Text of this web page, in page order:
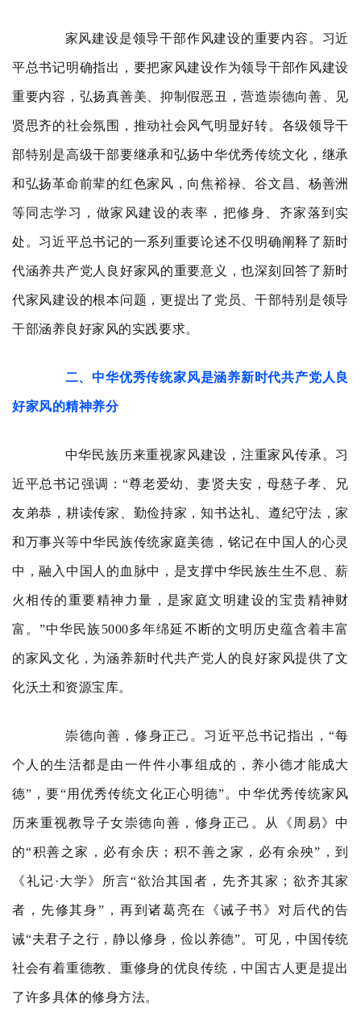
家风建设是领导干部作风建设的重要内容。习近
平总书记明确指出，要把家风建设作为领导干部作风建设
重要内容，弘扬真善美、抑制假恶丑，营造崇德向善、见
贤思齐的社会氛围，推动社会风气明显好转。各级领导干
部特别是高级干部要继承和弘扬中华优秀传统文化，继承
和弘扬革命前辈的红色家风，向焦裕禄、谷文昌、杨善洲
等同志学习，做家风建设的表率，把修身、齐家落到实
处。习近平总书记的一系列重要论述不仅明确阐释了新时
代涵养共产党人良好家风的重要意义，也深刻回答了新时
代家风建设的根本问题，更提出了党员、干部特别是领导
干部涵养良好家风的实践要求。
二、中华优秀传统家风是涵养新时代共产党人良
好家风的精神养分
中华民族历来重视家风建设，注重家风传承。习
近平总书记强调：“尊老爱幼、妻贤夫安，母慈子孝、兄
友弟恭，耕读传家、勤俭持家，知书达礼、遵纪守法，家
和万事兴等中华民族传统家庭美德，铭记在中国人的心灵
中，融入中国人的血脉中，是支撑中华民族生生不息、薪
火相传的重要精神力量，是家庭文明建设的宝贵精神财
富。”中华民族5000多年绵延不断的文明历史蕴含着丰富
的家风文化，为涵养新时代共产党人的良好家风提供了文
化沃土和资源宝库。
崇德向善，修身正己。习近平总书记指出，“每
个人的生活都是由一件件小事组成的，养小德才能成大
德”，要“用优秀传统文化正心明德”。中华优秀传统家风
历来重视教导子女崇德向善，修身正己。从《周易》中
的“积善之家，必有余庆；积不善之家，必有余殃”，到
《礼记·大学》所言“欲治其国者，先齐其家；欲齐其家
者，先修其身”，再到诸葛亮在《诫子书》对后代的告
诫“夫君子之行，静以修身，俭以养德”。可见，中国传统
社会有着重德教、重修身的优良传统，中国古人更是提出
了许多具体的修身方法。